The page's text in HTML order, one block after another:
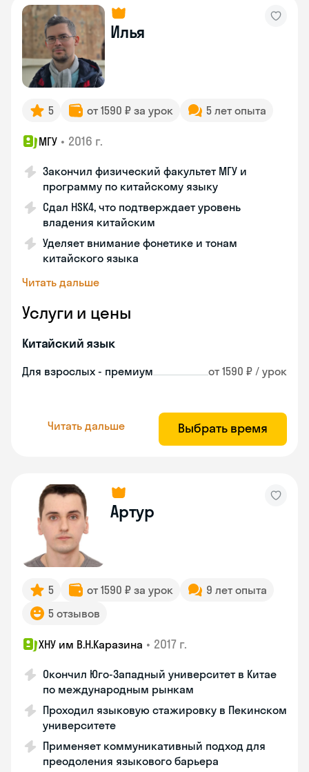
Илья
5 от 1590 ₽ за урок 5 лет опыта
МГУ • 2016 г.
Закончил физический факультет МГУ и
программу по китайскому языку
Сдал HSK4, что подтверждает уровень
владения китайским
Уделяет внимание фонетике и тонам
китайского языка
Читать дальше
Услуги и цены
Китайский язык
Для взрослых - премиум от 1590 ₽ / урок
Читать дальше Выбрать время
Артур
5 от 1590 ₽ за урок
9 лет опыта
5 отзывов
ХНУ им В.Н.Каразина • 2017 г.
Окончил Юго-Западный университет в Китае
по международным рынкам
Проходил языковую стажировку в Пекинском
университете
Применяет коммуникативный подход для
преодоления языкового барьера